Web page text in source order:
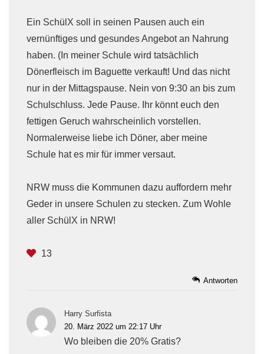
Ein SchülX soll in seinen Pausen auch ein
vernünftiges und gesundes Angebot an Nahrung
haben. (In meiner Schule wird tatsächlich
Dönerfleisch im Baguette verkauft! Und das nicht
nur in der Mittagspause. Nein von 9:30 an bis zum
Schulschluss. Jede Pause. Ihr könnt euch den
fettigen Geruch wahrscheinlich vorstellen.
Normalerweise liebe ich Döner, aber meine
Schule hat es mir für immer versaut.
NRW muss die Kommunen dazu auffordern mehr
Geder in unsere Schulen zu stecken. Zum Wohle
aller SchülX in NRW!
13
Antworten
Harry Surfista
20. März 2022 um 22:17 Uhr
Wo bleiben die 20% Gratis?